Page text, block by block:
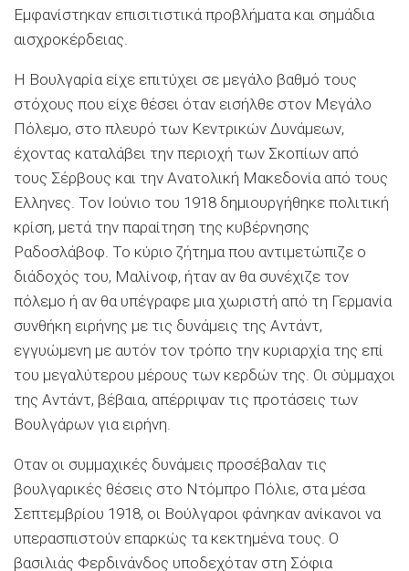
Εμφανίστηκαν επισιτιστικά προβλήματα και σημάδια
αισχροκέρδειας.
Η Βουλγαρία είχε επιτύχει σε μεγάλο βαθμό τους
στόχους που είχε θέσει όταν εισήλθε στον Μεγάλο
Πόλεμο, στο πλευρό των Κεντρικών Δυνάμεων,
έχοντας καταλάβει την περιοχή των Σκοπίων από
τους Σέρβους και την Ανατολική Μακεδονία από τους
Ελληνες. Τον Ιούνιο του 1918 δημιουργήθηκε πολιτική
κρίση, μετά την παραίτηση της κυβέρνησης
Ραδοσλάβοφ. Το κύριο ζήτημα που αντιμετώπιζε ο
διάδοχός του, Μαλίνοφ, ήταν αν θα συνέχιζε τον
πόλεμο ή αν θα υπέγραφε μια χωριστή από τη Γερμανία
συνθήκη ειρήνης με τις δυνάμεις της Αντάντ,
εγγυώμενη με αυτόν τον τρόπο την κυριαρχία της επί
του μεγαλύτερου μέρους των κερδών της. Οι σύμμαχοι
της Αντάντ, βέβαια, απέρριψαν τις προτάσεις των
Βουλγάρων για ειρήνη.
Οταν οι συμμαχικές δυνάμεις προσέβαλαν τις
βουλγαρικές θέσεις στο Ντόμπρο Πόλιε, στα μέσα
Σεπτεμβρίου 1918, οι Βούλγαροι φάνηκαν ανίκανοι να
υπερασπιστούν επαρκώς τα κεκτημένα τους. Ο
βασιλιάς Φερδινάνδος υποδεχόταν στη Σόφια